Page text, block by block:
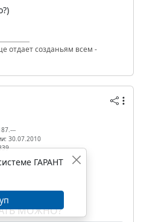
отдает созданьям всем -
30.07.2010
МОЖНО?
ГАРАНТ